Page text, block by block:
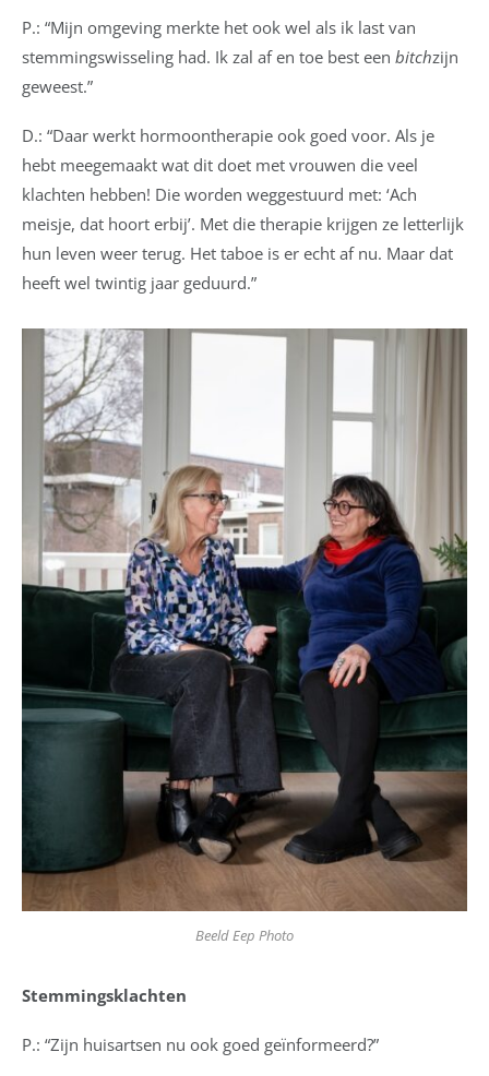
P.: “Mijn omgeving merkte het ook wel als ik last van
stemmingswisseling had. Ik zal af en toe best een bitchzijn
geweest.”
D.: “Daar werkt hormoontherapie ook goed voor. Als je
hebt meegemaakt wat dit doet met vrouwen die veel
klachten hebben! Die worden weggestuurd met: ‘Ach
meisje, dat hoort erbij’. Met die therapie krijgen ze letterlijk
hun leven weer terug. Het taboe is er echt af nu. Maar dat
heeft wel twintig jaar geduurd.”
Beeld Eep Photo
Stemmingsklachten
P.: “Zijn huisartsen nu ook goed geïnformeerd?”